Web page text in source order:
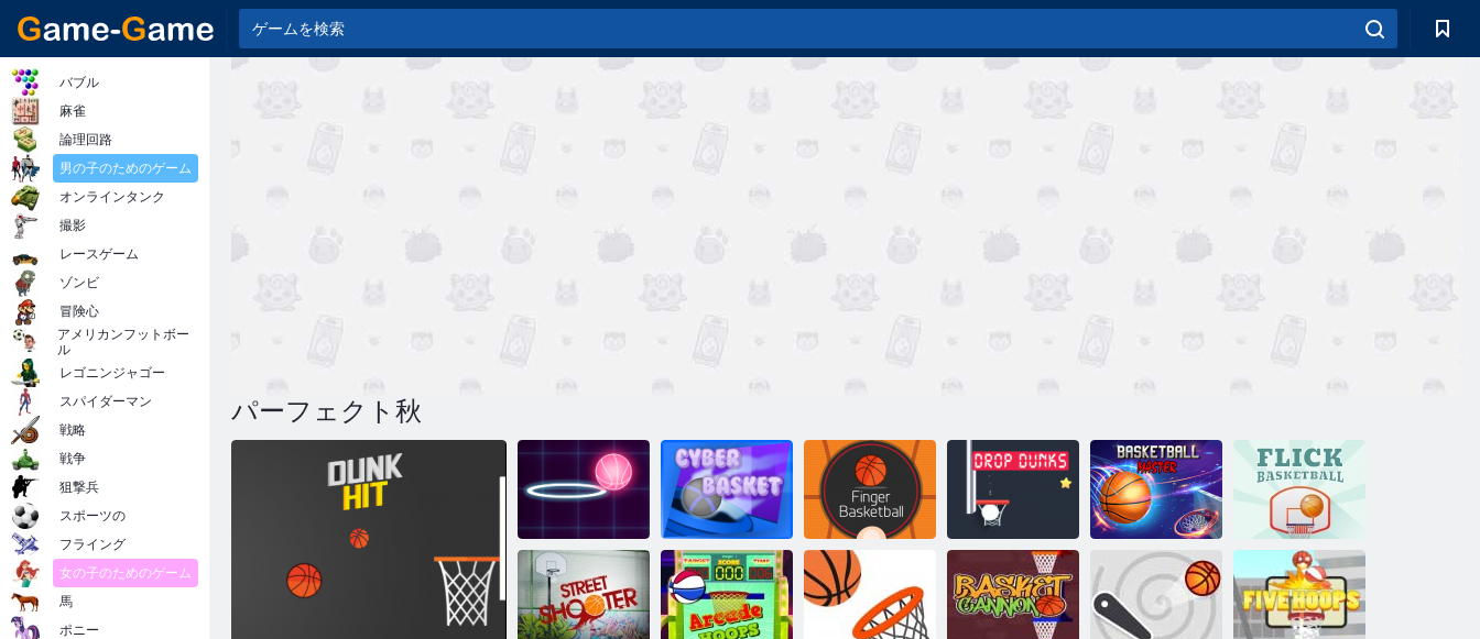
パーフェクト秋
ネオンダンク
サイバーバス
ケット
フィンガーバ
スケットボー
ル
ドロップダン
ク
バスケットボ
ールマスター
フリックバス
ケットボール
バブル
麻雀
論理回路
男の子のためのゲーム
オンラインタンク
撮影
レースゲーム
ゾンビ
冒険心
アメリカンフットボー
ル
レゴニンジャゴー
スパイダーマン
戦略
戦争
狙撃兵
スポーツの
フライング
女の子のためのゲーム
馬
ポニー